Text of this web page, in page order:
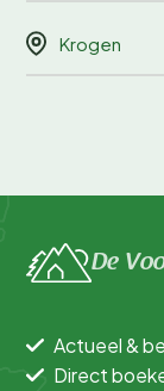
Krogen
De
Actueel &
Direct